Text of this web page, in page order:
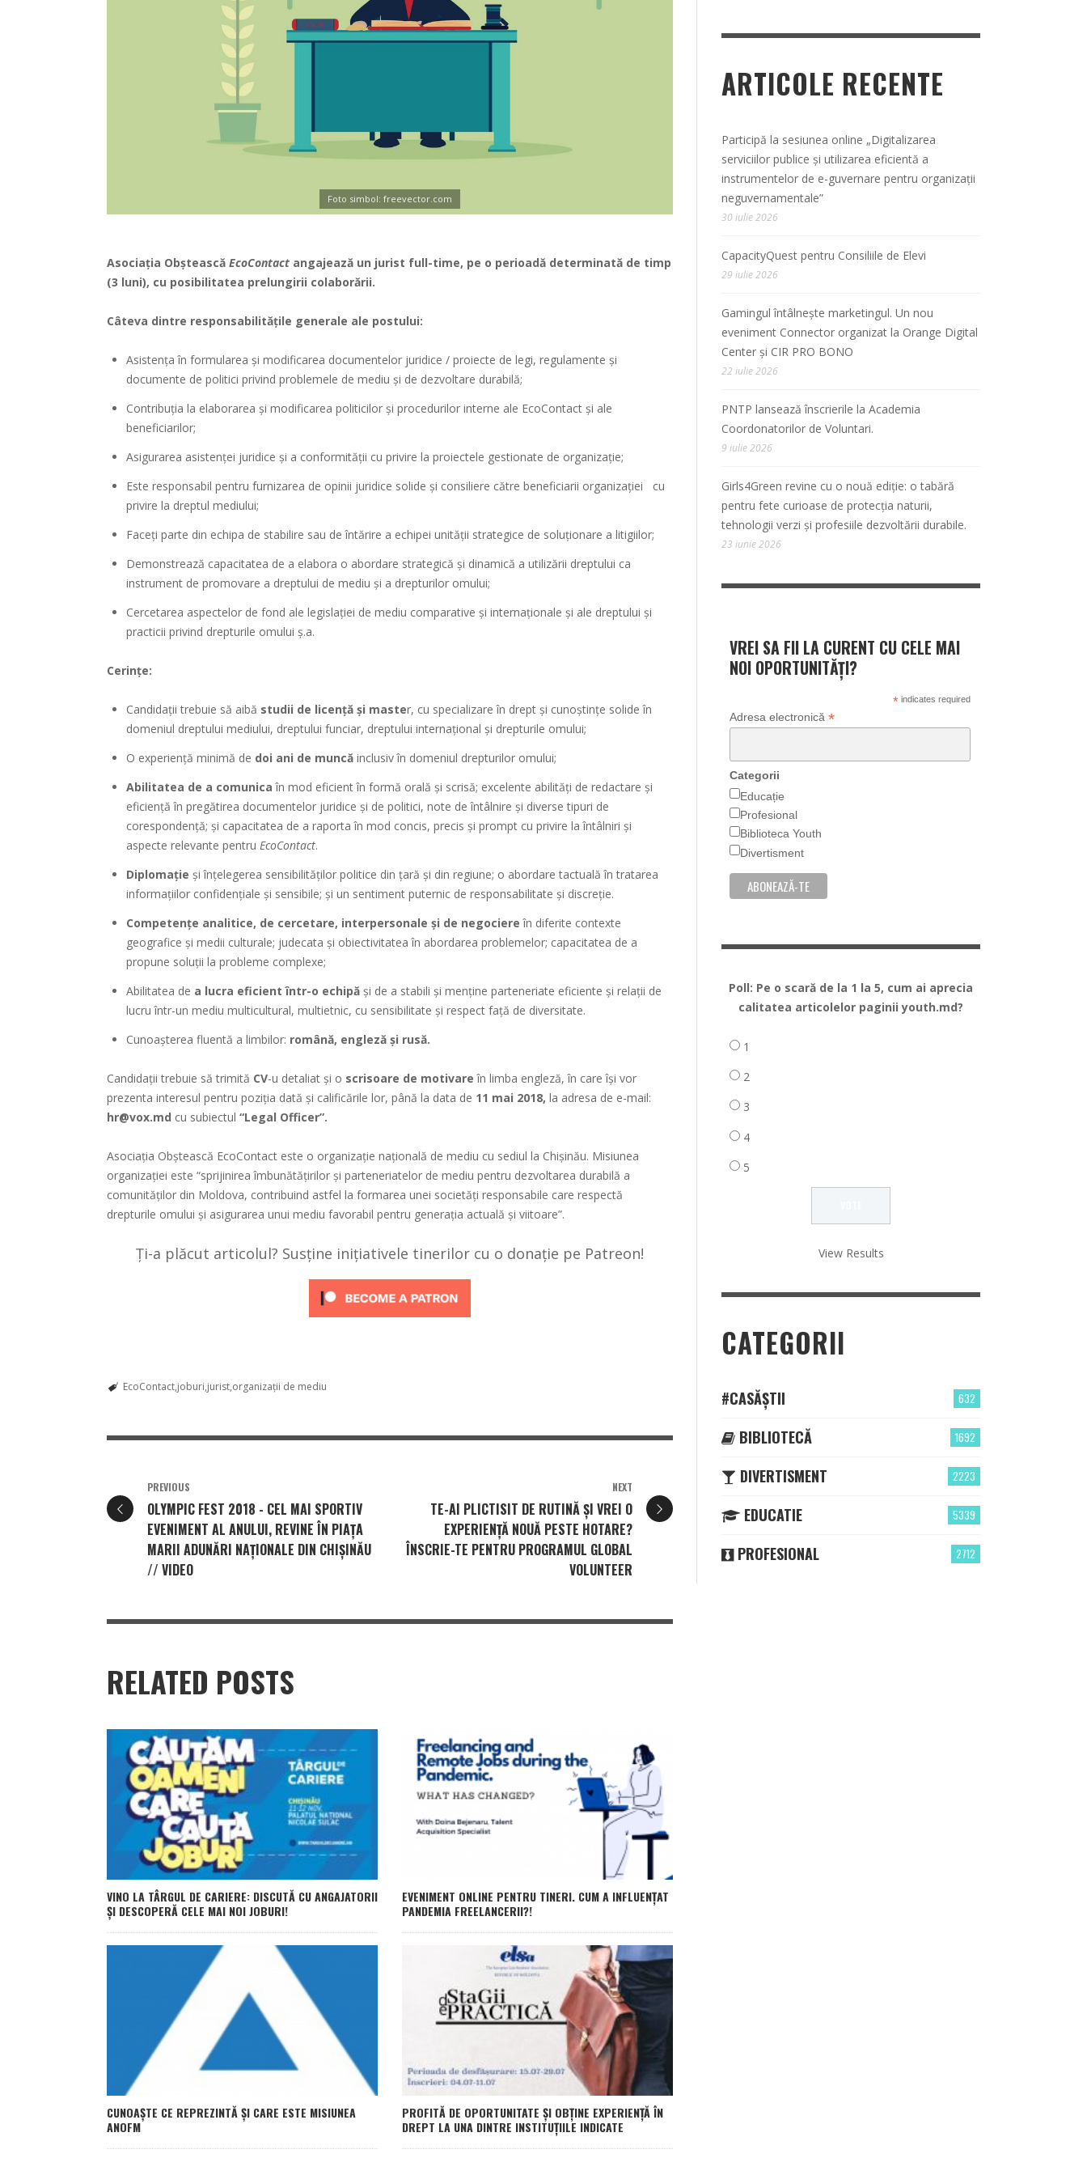
Foto simbol: freevector.com
Asociația Obștească EcoContact angajează un jurist full-time, pe o perioadă determinată de timp
(3 luni), cu posibilitatea prelungirii colaborării.
Câteva dintre responsabilitățile generale ale postului:
Asistența în formularea și modificarea documentelor juridice / proiecte de legi, regulamente și
documente de politici privind problemele de mediu și de dezvoltare durabilă;
Contribuția la elaborarea și modificarea politicilor și procedurilor interne ale EcoContact și ale
beneficiarilor;
Asigurarea asistenței juridice și a conformității cu privire la proiectele gestionate de organizație;
Este responsabil pentru furnizarea de opinii juridice solide și consiliere către beneficiarii organizației cu
privire la dreptul mediului;
Faceți parte din echipa de stabilire sau de întărire a echipei unității strategice de soluționare a litigiilor;
Demonstrează capacitatea de a elabora o abordare strategică și dinamică a utilizării dreptului ca
instrument de promovare a dreptului de mediu și a drepturilor omului;
Cercetarea aspectelor de fond ale legislației de mediu comparative și internaționale și ale dreptului și
practicii privind drepturile omului ș.a.
Cerințe:
Candidații trebuie să aibă studii de licență și master, cu specializare în drept și cunoștințe solide în
domeniul dreptului mediului, dreptului funciar, dreptului internațional și drepturile omului;
O experiență minimă de doi ani de muncă inclusiv în domeniul drepturilor omului;
Abilitatea de a comunica în mod eficient în formă orală și scrisă; excelente abilități de redactare și
eficiență în pregătirea documentelor juridice și de politici, note de întâlnire și diverse tipuri de
corespondență; și capacitatea de a raporta în mod concis, precis și prompt cu privire la întâlniri și
aspecte relevante pentru EcoContact.
Diplomație și înțelegerea sensibilităților politice din țară și din regiune; o abordare tactuală în tratarea
informațiilor confidențiale și sensibile; și un sentiment puternic de responsabilitate și discreție.
Competențe analitice, de cercetare, interpersonale și de negociere în diferite contexte
geografice și medii culturale; judecata și obiectivitatea în abordarea problemelor; capacitatea de a
propune soluții la probleme complexe;
Abilitatea de a lucra eficient într-o echipă și de a stabili și menține parteneriate eficiente și relații de
lucru într-un mediu multicultural, multietnic, cu sensibilitate și respect față de diversitate.
Cunoașterea fluentă a limbilor: română, engleză și rusă.
Candidații trebuie să trimită CV-u detaliat și o scrisoare de motivare în limba engleză, în care își vor
prezenta interesul pentru poziția dată și calificările lor, până la data de 11 mai 2018, la adresa de e-mail:
hr@vox.md cu subiectul “Legal Officer”.
Asociația Obștească EcoContact este o organizație națională de mediu cu sediul la Chișinău. Misiunea
organizației este “sprijinirea îmbunătățirilor și parteneriatelor de mediu pentru dezvoltarea durabilă a
comunităților din Moldova, contribuind astfel la formarea unei societăți responsabile care respectă
drepturile omului și asigurarea unui mediu favorabil pentru generația actuală și viitoare”.
Ți-a plăcut articolul? Susține inițiativele tinerilor cu o donație pe Patreon!
EcoContact joburi jurist organizații de mediu
PREVIOUS
OLYMPIC FEST 2018 - CEL MAI SPORTIV
EVENIMENT AL ANULUI, REVINE ÎN PIAȚA
MARII ADUNĂRI NAȚIONALE DIN CHIȘINĂU
// VIDEO
NEXT
TE-AI PLICTISIT DE RUTINĂ ȘI VREI O
EXPERIENȚĂ NOUĂ PESTE HOTARE?
ÎNSCRIE-TE PENTRU PROGRAMUL GLOBAL
VOLUNTEER
RELATED POSTS
VINO LA TÂRGUL DE CARIERE: DISCUTĂ CU ANGAJATORII
ȘI DESCOPERĂ CELE MAI NOI JOBURI!
EVENIMENT ONLINE PENTRU TINERI. CUM A INFLUENŢAT
PANDEMIA FREELANCERII?!
CUNOAŞTE CE REPREZINTĂ ȘI CARE ESTE MISIUNEA
ANOFM
PROFITĂ DE OPORTUNITATE ȘI OBȚINE EXPERIENȚĂ ÎN
DREPT LA UNA DINTRE INSTITUȚIILE INDICATE
ARTICOLE RECENTE
Participă la sesiunea online „Digitalizarea
serviciilor publice și utilizarea eficientă a
instrumentelor de e-guvernare pentru organizații
neguvernamentale”
30 iulie 2026
CapacityQuest pentru Consiliile de Elevi
29 iulie 2026
Gamingul întâlnește marketingul. Un nou
eveniment Connector organizat la Orange Digital
Center și CIR PRO BONO
22 iulie 2026
PNTP lansează înscrierile la Academia
Coordonatorilor de Voluntari.
9 iulie 2026
Girls4Green revine cu o nouă ediție: o tabără
pentru fete curioase de protecția naturii,
tehnologii verzi și profesiile dezvoltării durabile.
23 iunie 2026
VREI SA FII LA CURENT CU CELE MAI
NOI OPORTUNITĂȚI?
*indicates required
Adresa electronică *
Categorii
Educație
Profesional
Biblioteca Youth
Divertisment
Poll: Pe o scară de la 1 la 5, cum ai aprecia
calitatea articolelor paginii youth.md?
1
2
3
4
5
View Results
CATEGORII
632
#CASĂȘTII
1692
BIBLIOTECĂ
2223
DIVERTISMENT
5339
EDUCATIE
2712
PROFESIONAL